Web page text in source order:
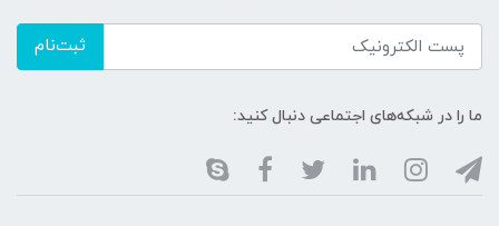
ثبت‌نام
ما را در شبکه‌های اجتماعی دنبال کنید: